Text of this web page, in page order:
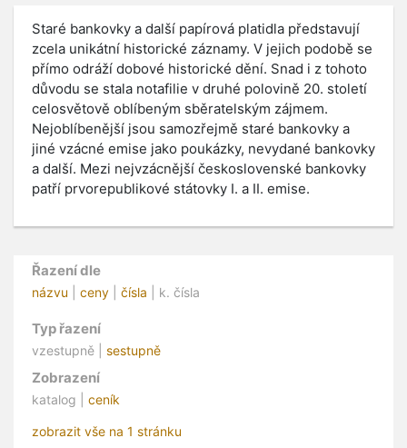
Staré bankovky a další papírová platidla představují
zcela unikátní historické záznamy. V jejich podobě se
přímo odráží dobové historické dění. Snad i z tohoto
důvodu se stala notafilie v druhé polovině 20. století
celosvětově oblíbeným sběratelským zájmem.
Nejoblíbenější jsou samozřejmě staré bankovky a
jiné vzácné emise jako poukázky, nevydané bankovky
a další. Mezi nejvzácnější československé bankovky
patří prvorepublikové státovky I. a II. emise.
Řazení dle
názvu ceny čísla | k. čísla
Typ řazení
vzestupně | sestupně
Zobrazení
katalog | ceník
zobrazit vše na 1 stránku